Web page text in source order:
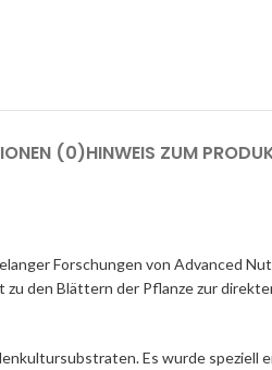
(0)HINWEIS ZUM
Forschungen von Advanced
den Blättern der Pflanze zur
Es wurde